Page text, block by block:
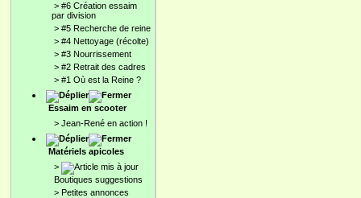
> #6 Création essaim
par division
> #5 Recherche de reine
> #4 Nettoyage (récolte)
> #3 Nourrissement
> #2 Retrait des cadres
> #1 Où est la Reine ?
Essaim en scooter
> Jean-René en action !
Matériels apicoles
>
Boutiques suggestions
> Petites annonces